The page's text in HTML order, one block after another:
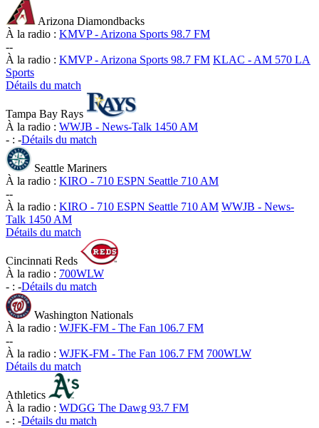
Arizona Diamondbacks
À la radio : KMVP - Arizona Sports 98.7 FM
--
À la radio : KMVP - Arizona Sports 98.7 FM KLAC - AM 570 LA
Sports
Détails du match
Tampa Bay Rays
À la radio : WWJB - News-Talk 1450 AM
- : -Détails du match
Seattle Mariners
À la radio : KIRO - 710 ESPN Seattle 710 AM
--
À la radio : KIRO - 710 ESPN Seattle 710 AM WWJB - News-
Talk 1450 AM
Détails du match
Cincinnati Reds
À la radio : 700WLW
- : -Détails du match
Washington Nationals
À la radio : WJFK-FM - The Fan 106.7 FM
--
À la radio : WJFK-FM - The Fan 106.7 FM 700WLW
Détails du match
Athletics
À la radio : WDGG The Dawg 93.7 FM
- : -Détails du match